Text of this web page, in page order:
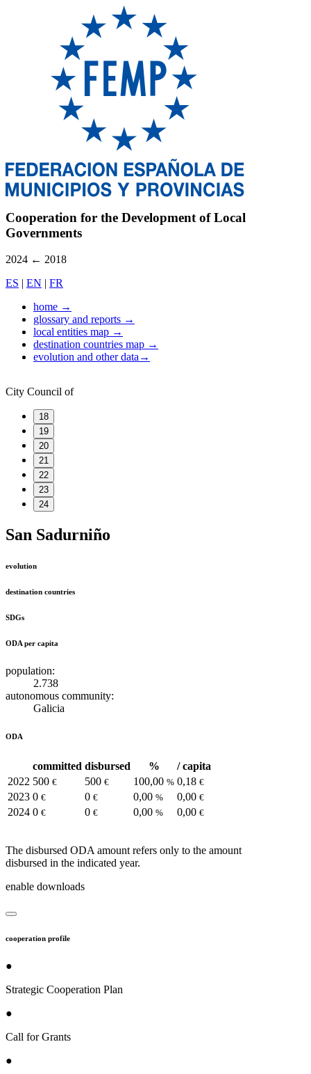
Cooperation for the Development of Local
Governments
2024 ← 2018
ES | EN | FR
home →
glossary and reports →
local entities map →
destination countries map →
evolution and other data→
City Council of
18
19
20
21
22
23
24
San Sadurniño
evolution
destination countries
SDGs
ODA per capita
population:
2.738
autonomous community:
Galicia
ODA
committed disbursed %
/ capita
2022 500 € 500 € 100,00 % 0,18 €
2023 0 € 0 € 0,00 % 0,00 €
2024 0 € 0 € 0,00 % 0,00 €
The disbursed ODA amount refers only to the amount
disbursed in the indicated year.
enable downloads
cooperation profile
●
Strategic Cooperation Plan
●
Call for Grants
●